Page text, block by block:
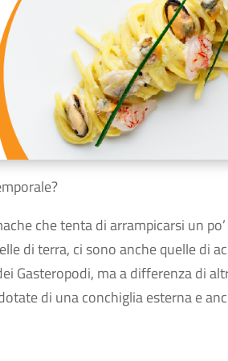
che tenta di arrampicarsi un
di terra, ci sono anche quelle di
Gasteropodi, ma a differenza di
di una conchiglia esterna e